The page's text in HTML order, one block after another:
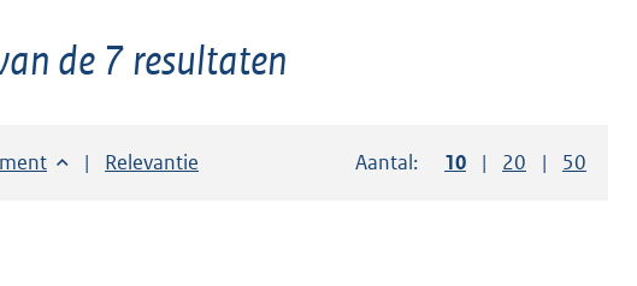
de 7 resultaten
Sorteer op:
Relevantie Aantal: Toon
10 resultaten per
Toon
20 resultaten
Toon
50